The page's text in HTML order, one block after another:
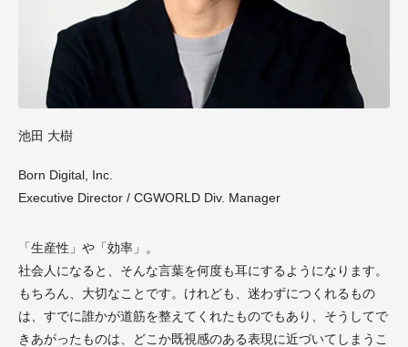
池田 大樹
Born Digital, Inc.
Executive Director / CGWORLD Div. Manager
「生産性」や「効率」。
社会人になると、そんな言葉を何度も耳にするようになります。
もちろん、大切なことです。けれども、迷わずにつくれるもの
は、すでに誰かが道筋を整えてくれたものでもあり、そうしてで
きあがったものは、どこか既視感のある表現に近づいてしまうこ